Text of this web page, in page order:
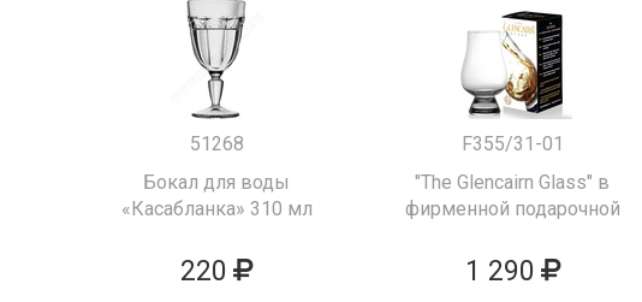
51268
Бокал для воды
«Касабланка» 310 мл
220
F355/31-01
"The Glencairn Glass" в
фирменной подарочной
1 290